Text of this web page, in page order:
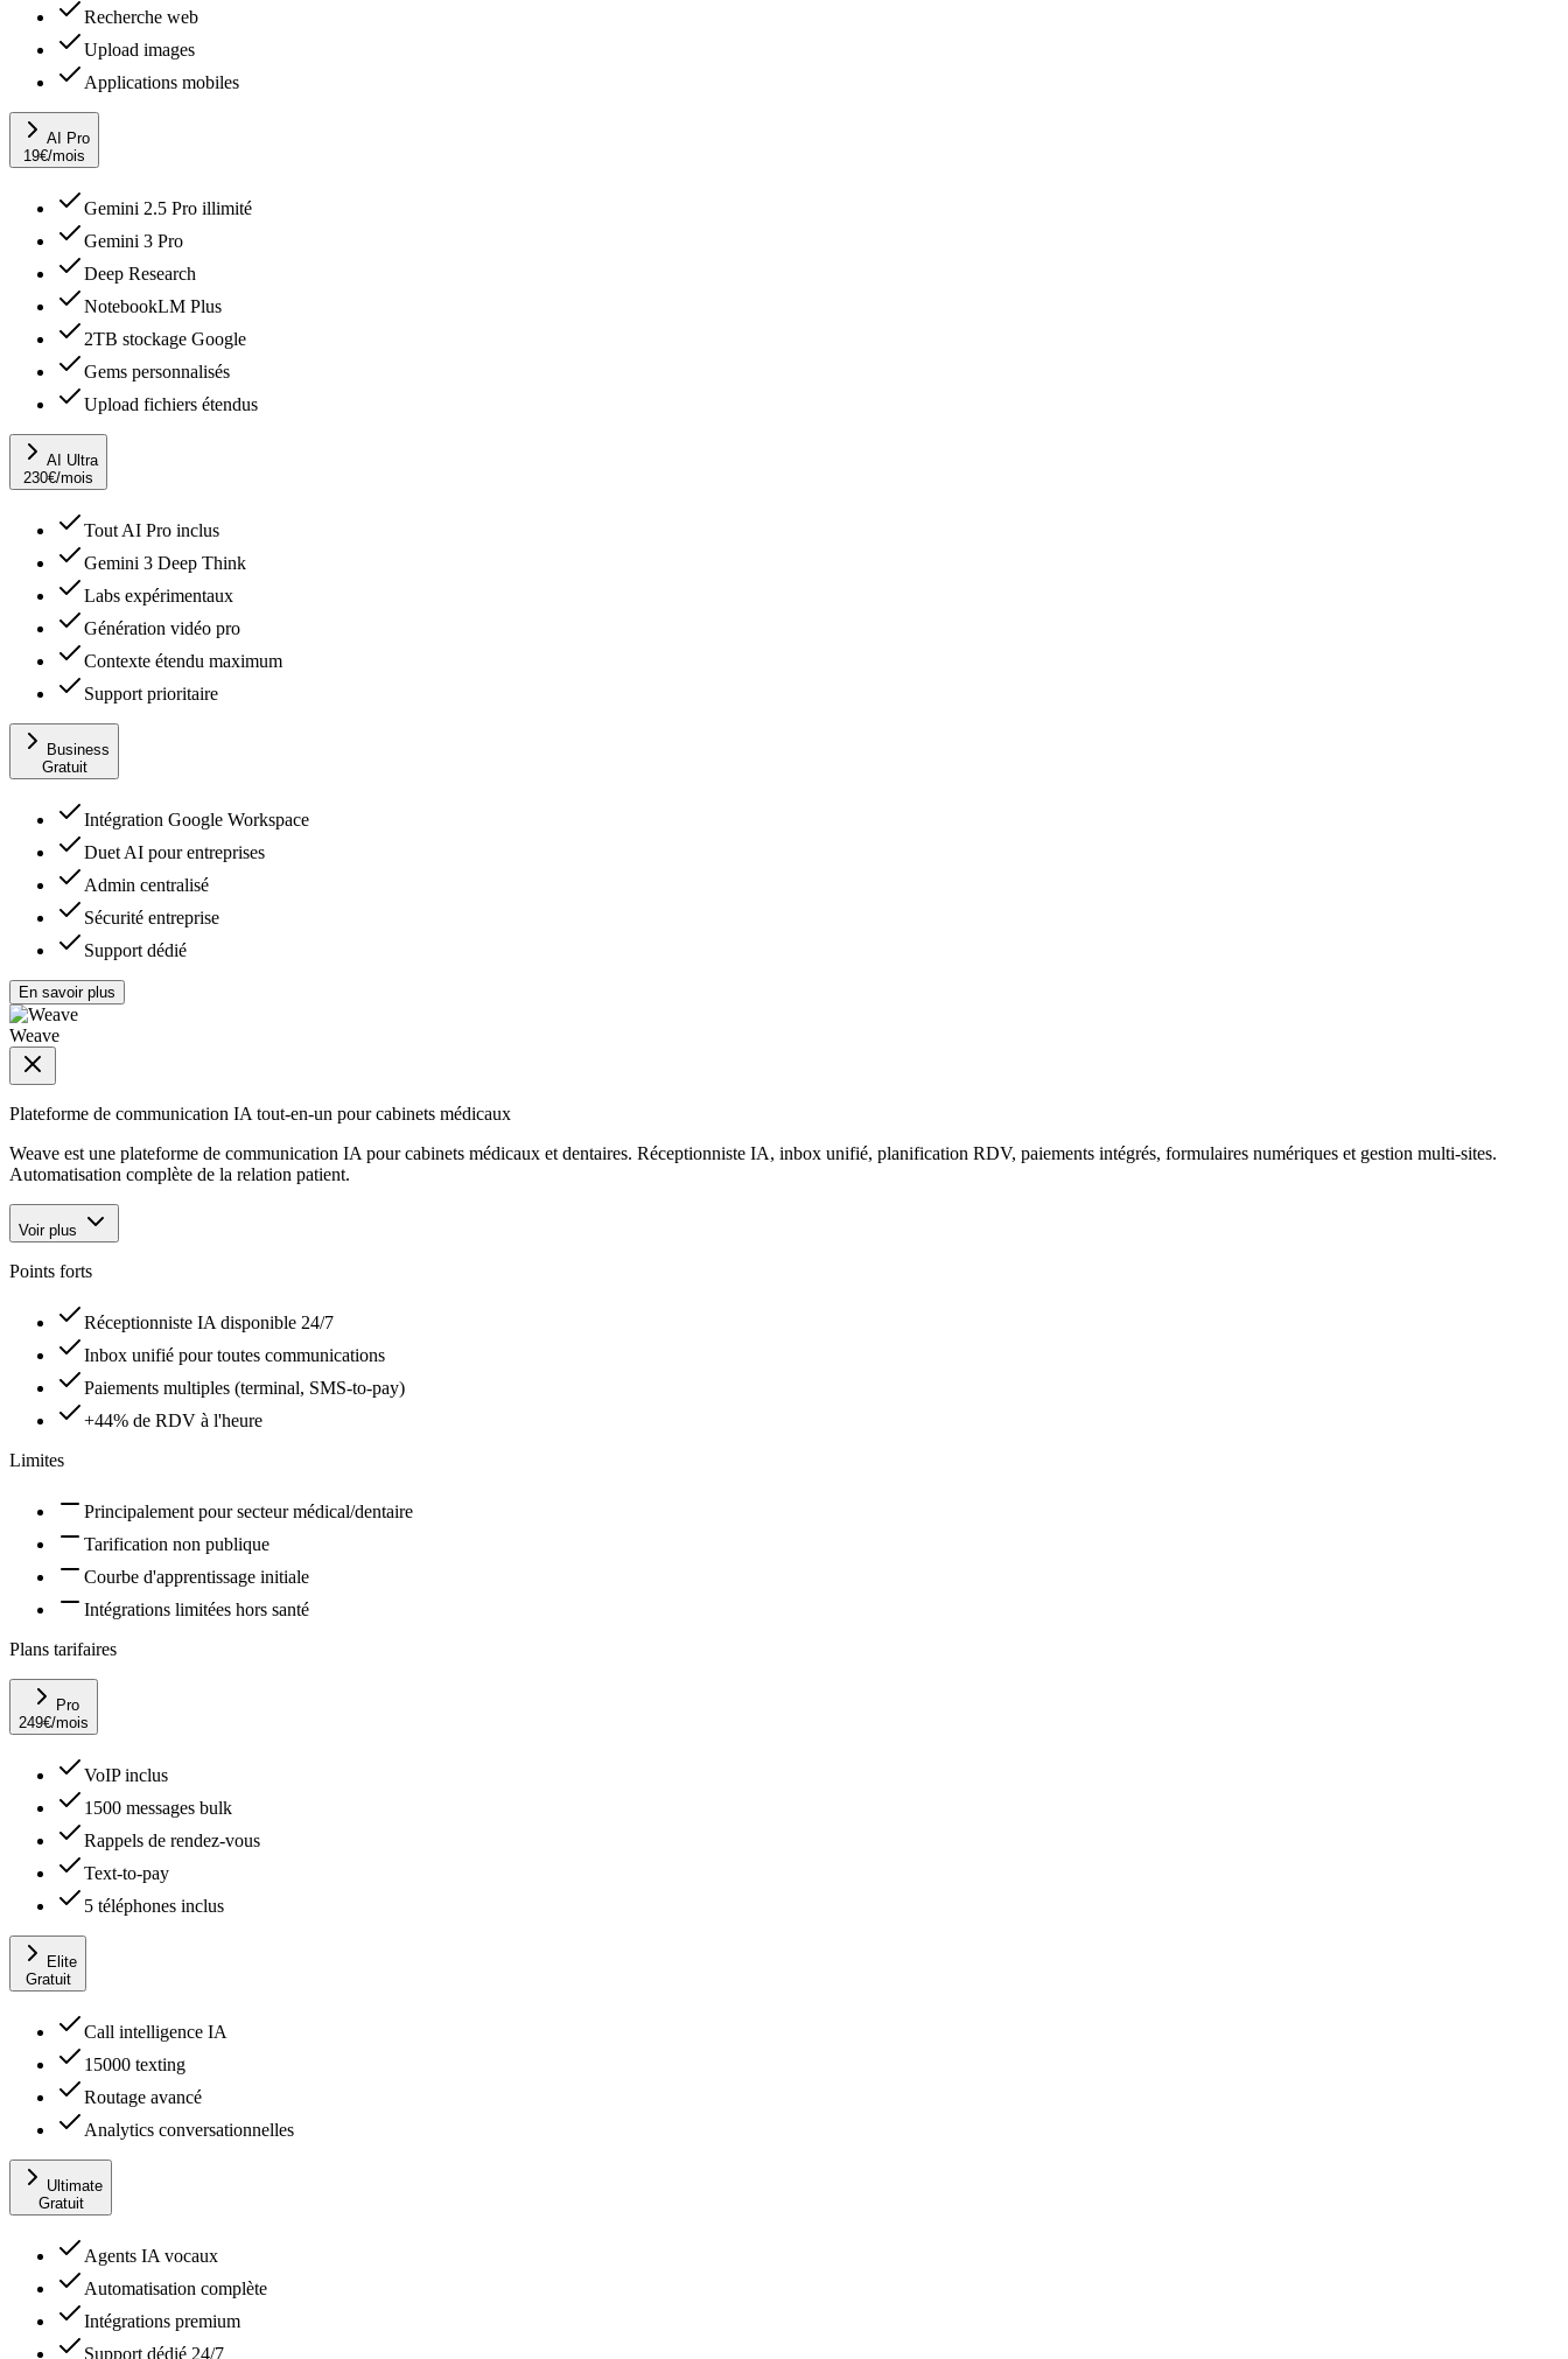
Recherche web
Upload images
Applications mobiles
AI Pro
19€/mois
Gemini 2.5 Pro illimité
Gemini 3 Pro
Deep Research
NotebookLM Plus
2TB stockage Google
Gems personnalisés
Upload fichiers étendus
AI Ultra
230€/mois
Tout AI Pro inclus
Gemini 3 Deep Think
Labs expérimentaux
Génération vidéo pro
Contexte étendu maximum
Support prioritaire
Business
Gratuit
Intégration Google Workspace
Duet AI pour entreprises
Admin centralisé
Sécurité entreprise
Support dédié
En savoir plus
Weave
Plateforme de communication IA tout-en-un pour cabinets médicaux
Weave est une plateforme de communication IA pour cabinets médicaux et dentaires. Réceptionniste IA, inbox unifié, planification RDV, paiements intégrés, formulaires numériques et gestion multi-sites.
Automatisation complète de la relation patient.
Voir plus
Points forts
Réceptionniste IA disponible 24/7
Inbox unifié pour toutes communications
Paiements multiples (terminal, SMS-to-pay)
+44% de RDV à l'heure
Limites
Principalement pour secteur médical/dentaire
Tarification non publique
Courbe d'apprentissage initiale
Intégrations limitées hors santé
Plans tarifaires
Pro
249€/mois
VoIP inclus
1500 messages bulk
Rappels de rendez-vous
Text-to-pay
5 téléphones inclus
Elite
Gratuit
Call intelligence IA
15000 texting
Routage avancé
Analytics conversationnelles
Ultimate
Gratuit
Agents IA vocaux
Automatisation complète
Intégrations premium
Support dédié 24/7